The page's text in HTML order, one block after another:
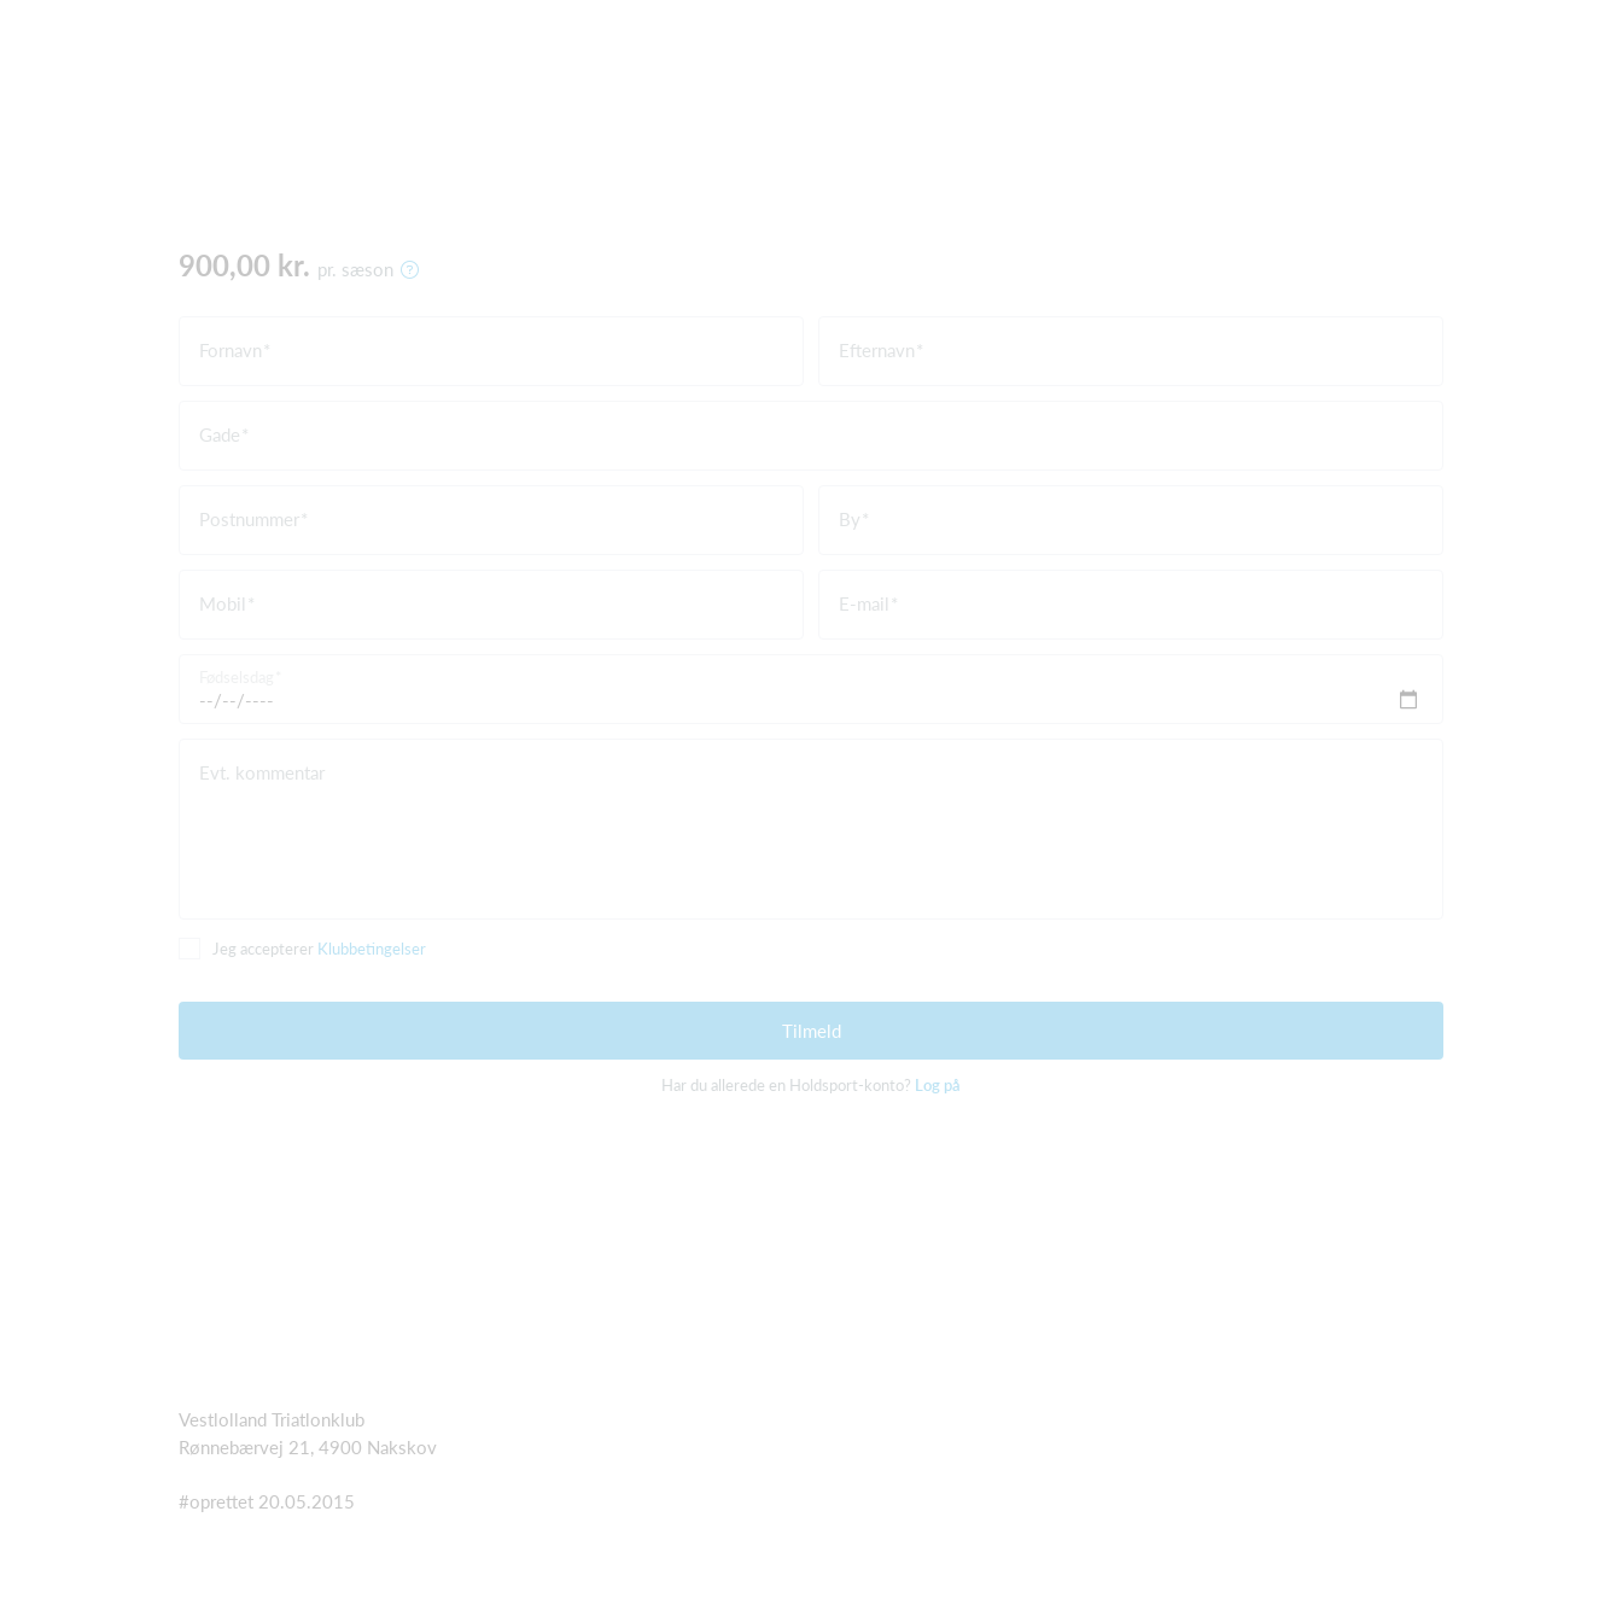
900,00 kr. pr. sæson
Fornavn Efternavn
Gade
Postnummer By
Mobil E-mail
Evt. kommentar
Jeg accepterer Klubbetingelser
Tilmeld
Har du allerede en Holdsport-konto? Log på
Vestlolland Triatlonklub
Rønnebærvej 21, 4900 Nakskov
#oprettet 20.05.2015